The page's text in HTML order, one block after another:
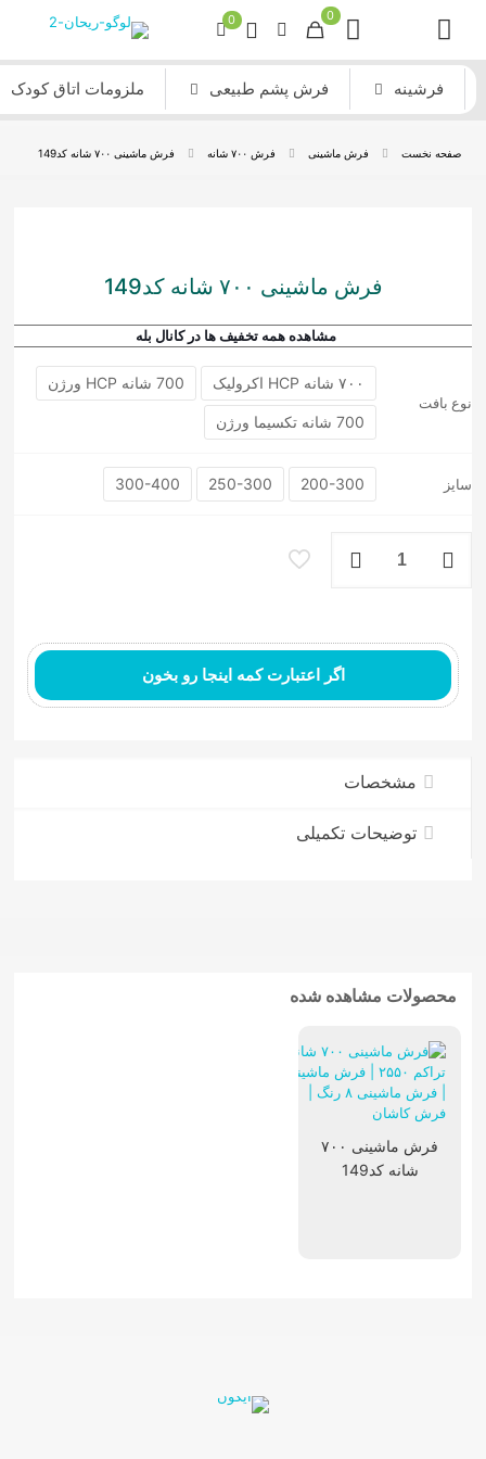
0
0
فرشینه فرش پشم طبیعی ملزومات اتاق کودک
صفحه نخست فرش ماشینی فرش ۷۰۰ شانه فرش ماشینی ۷۰۰ شانه کد149
فرش ماشینی ۷۰۰ شانه کد149
مشاهده همه تخفیف ها در کانال بله
نوع بافت
۷۰۰ شانه HCP اکرولیک 700 شانه HCP ورژن
700 شانه تکسیما ورژن
سایز 200-300
250-300
300-400
عدد
اگر اعتبارت کمه اینجا رو بخون
مشخصات
توضیحات تکمیلی
محصولات مشاهده شده
فرش ماشینی ۷۰۰
شانه کد149
فرش ماشینی مدرن